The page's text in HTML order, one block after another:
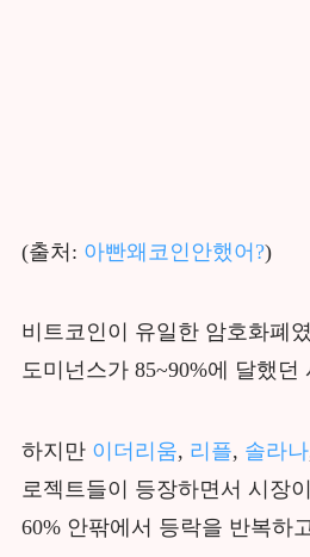
(출처: 아빤왜코인안했어?)
비트코인이 유일한 암호화폐
도미넌스가 85~90%에 달했던
하지만이더리움, 리플, 솔라나
로젝트들이 등장하면서 시장
60% 안팎에서 등락을 반복하